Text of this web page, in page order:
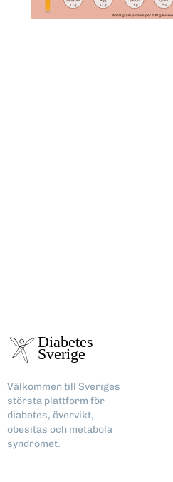
Välkommen till Sveriges
största plattform för
diabetes, övervikt,
obesitas och metabola
syndromet.